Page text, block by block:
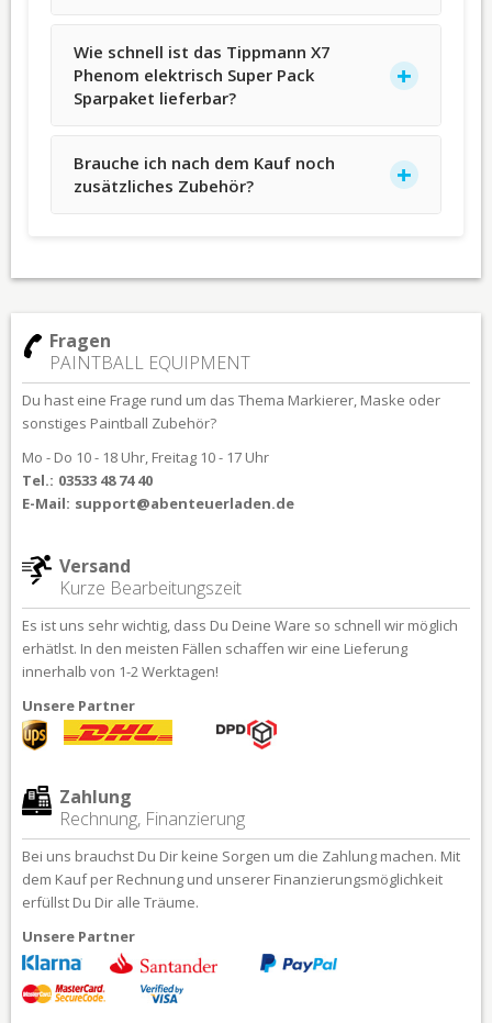
Wie schnell ist das Tippmann X7
Phenom elektrisch Super Pack
Sparpaket lieferbar?
Brauche ich nach dem Kauf noch
zusätzliches Zubehör?
Fragen
PAINTBALL EQUIPMENT
Du hast eine Frage rund um das Thema Markierer, Maske oder
sonstiges Paintball Zubehör?
Mo - Do 10 - 18 Uhr, Freitag 10 - 17 Uhr
Tel.: 03533 48 74 40
E-Mail: support@abenteuerladen.de
Versand
Kurze Bearbeitungszeit
Es ist uns sehr wichtig, dass Du Deine Ware so schnell wir möglich
erhätlst. In den meisten Fällen schaffen wir eine Lieferung
innerhalb von 1-2 Werktagen!
Unsere Partner
Zahlung
Rechnung, Finanzierung
Bei uns brauchst Du Dir keine Sorgen um die Zahlung machen. Mit
dem Kauf per Rechnung und unserer Finanzierungsmöglichkeit
erfüllst Du Dir alle Träume.
Unsere Partner